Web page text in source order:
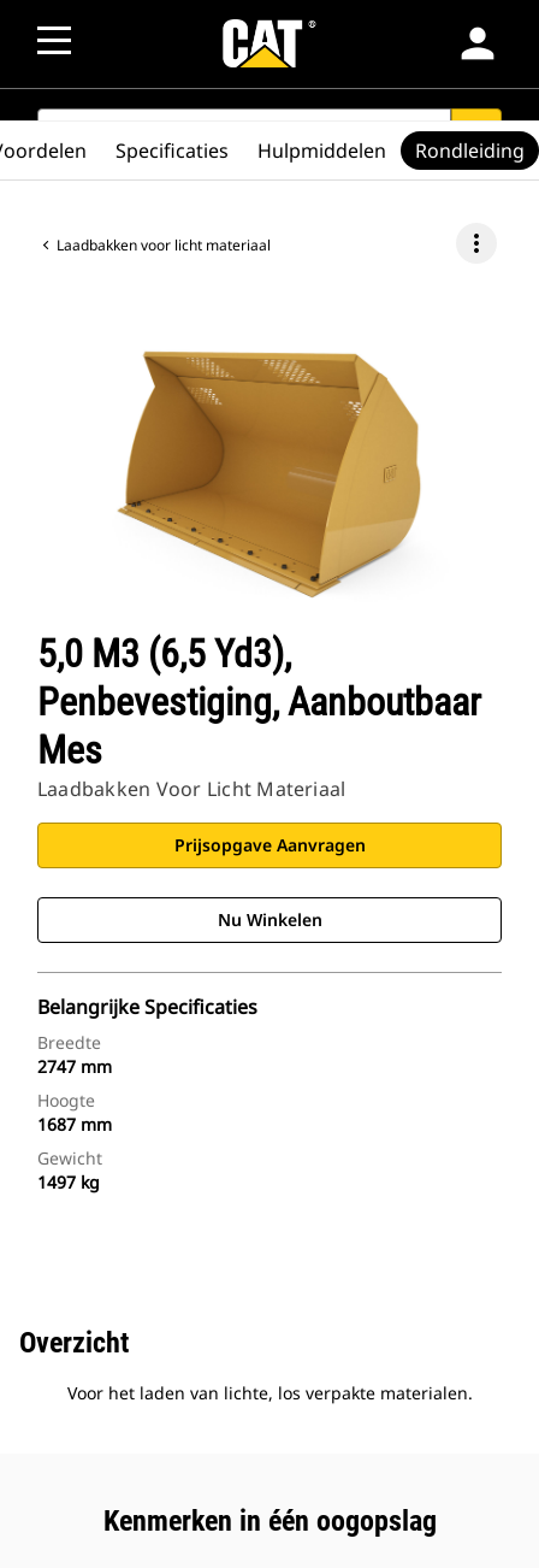
person
SEARCH search
Laadbakken voor licht materiaal more_vert
5,0 M3 (6,5 Yd3),
Penbevestiging, Aanboutbaar
Mes
Laadbakken Voor Licht Materiaal
Prijsopgave Aanvragen
Nu Winkelen
Belangrijke Specificaties
Breedte
2747 mm
Hoogte
1687 mm
Gewicht
1497 kg
Specificaties Hulpmiddelen Rondleiding
Overzicht
Voor het laden van lichte, los verpakte materialen.
Kenmerken in één oogopslag